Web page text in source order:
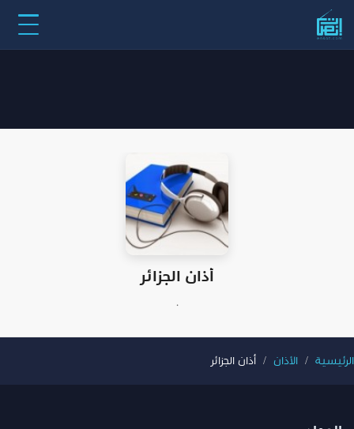
أذان الجزائر
.
الرئيسية الأذان أذان الجزائر